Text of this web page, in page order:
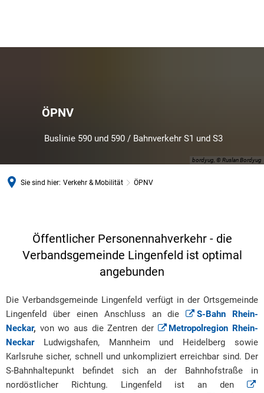
bordyug, © Ruslan Bordyug
ÖPNV
Buslinie 590 und 590 / Bahnverkehr S1 und S3
Sie sind hier: Verkehr & Mobilität ÖPNV
Öffentlicher Personennahverkehr - die
Verbandsgemeinde Lingenfeld ist optimal
angebunden
Die Verbandsgemeinde Lingenfeld verfügt in der Ortsgemeinde
Lingenfeld über einen Anschluss an die
S-Bahn Rhein-
Neckar, von wo aus die Zentren der
Metropolregion Rhein-
Neckar
Ludwigshafen, Mannheim und Heidelberg sowie
Karlsruhe sicher, schnell und unkompliziert erreichbar sind. Der
S-Bahnhaltepunkt befindet sich an der Bahnhofstraße in
nordöstlicher Richtung. Lingenfeld ist an den